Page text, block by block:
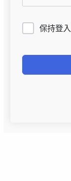
保持登入